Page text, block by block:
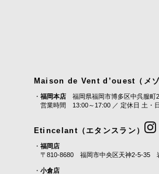
Maison de Vent d’ouest （メ
・ 福岡本店福岡県福岡市博多区中呉服
営業時間 13:00～17:00 ／ 定休日 土・
Etincelant（エタンスラン）
・ 福岡店
〒810-8680 福岡市中央区天神2-5-35
・ 小倉店